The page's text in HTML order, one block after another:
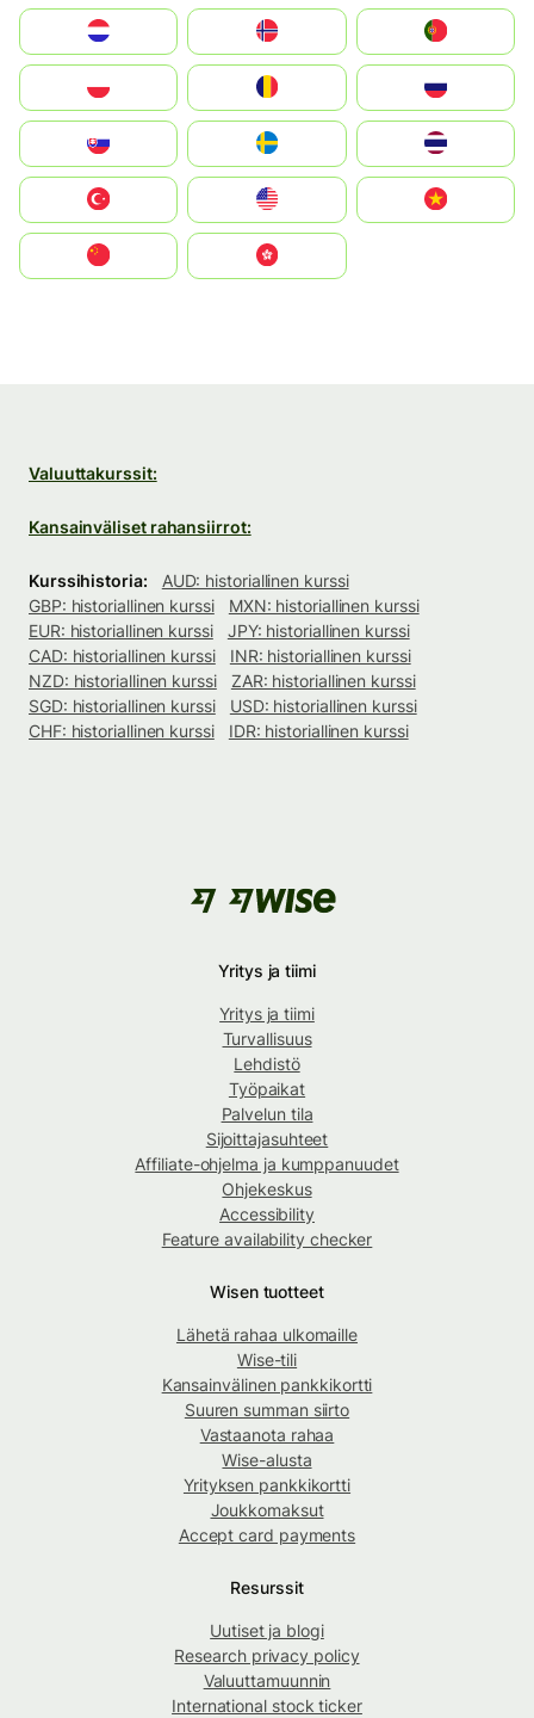
United States
中國香港特別行政區
Valuuttakurssit:
Kansainväliset rahansiirrot:
Kurssihistoria:
AUD: historiallinen kurssi
GBP: historiallinen kurssi
MXN: historiallinen kurssi
EUR: historiallinen kurssi
JPY: historiallinen kurssi
CAD: historiallinen kurssi
INR: historiallinen kurssi
NZD: historiallinen kurssi
ZAR: historiallinen kurssi
SGD: historiallinen kurssi
USD: historiallinen kurssi
CHF: historiallinen kurssi
IDR: historiallinen kurssi
Yritys ja tiimi
Yritys ja tiimi
Turvallisuus
Lehdistö
Työpaikat
Palvelun tila
Sijoittajasuhteet
Affiliate-ohjelma ja kumppanuudet
Ohjekeskus
Accessibility
Feature availability checker
Wisen tuotteet
Lähetä rahaa ulkomaille
Wise-tili
Kansainvälinen pankkikortti
Suuren summan siirto
Vastaanota rahaa
Wise-alusta
Yrityksen pankkikortti
Joukkomaksut
Accept card payments
Resurssit
Uutiset ja blogi
Research privacy policy
Valuuttamuunnin
International stock ticker